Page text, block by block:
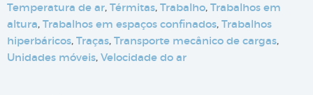
Temperatura de ar, Térmitas, Trabalho, Trabalhos em
altura, Trabalhos em espaços confinados, Trabalhos
hiperbáricos, Traças, Transporte mecânico de cargas,
Unidades móveis, Velocidade do ar